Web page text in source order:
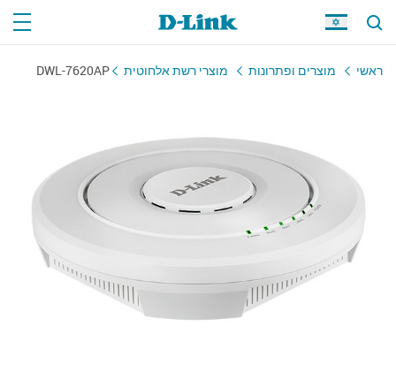
ראשי מוצרים ופתרונות מוצרי רשת אלחוטית DWL-7620AP